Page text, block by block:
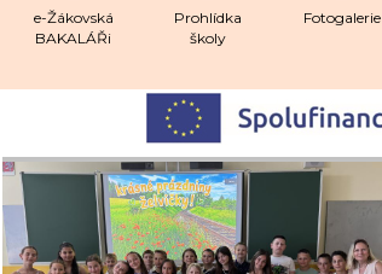
e-Žákovská
BAKALÁŘi
Prohlídka
školy
Fotogalerie